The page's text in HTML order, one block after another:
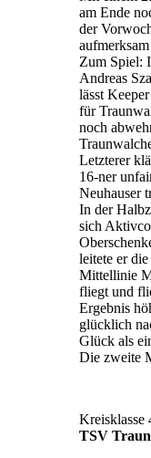
am Ende
der
Zum Spiel:
Andreas
lässt
für
noch
Letzterer
16-ner
Neuhauser
In der
sich
leitete er
Mittellinie
fliegt und
Ergebnis
glücklich
Glück als
Die zweite
Kreisklasse
TSV